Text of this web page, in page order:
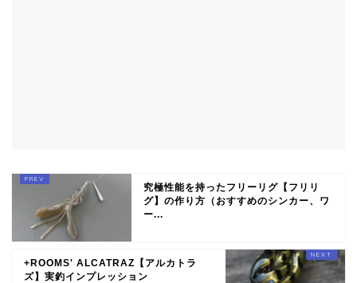
究極性能を持ったフリーリグ【フリリ
グ】の作り方（おすすめのシンカー、ワ
ー...
+ROOMS' ALCATRAZ【アルカトラ
ズ】実釣インプレッション